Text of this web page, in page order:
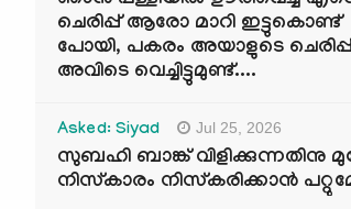
ചെരിപ്പ് ആരോ മാറി ഇട്ടുകൊണ്ട്
പോയി, പകരം അയാളുടെ
അവിടെ വെച്ചിട്ടുമുണ്ട്....
Asked: Siyad Jul 25, 2026
സുബഹി ബാങ്ക് വിളിക്കുന്നതിനു
നിസ്കാരം നിസ്കരിക്കാൻ